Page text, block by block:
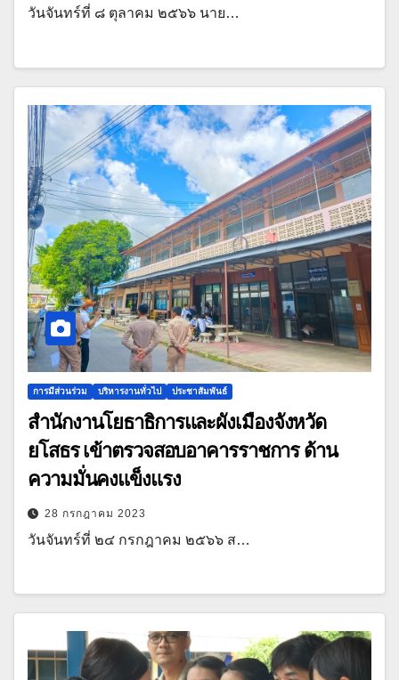
วันจันทร์ที่ ๘ ตุลาคม ๒๕๖๖ นาย…
การมีส่วนร่วม บริหารงานทั่วไป ประชาสัมพันธ์
สำนักงานโยธาธิการและผังเมืองจังหวัด
ยโสธร เข้าตรวจสอบอาคารราชการ ด้าน
ความมั่นคงแข็งแรง
28 กรกฎาคม 2023
วันจันทร์ที่ ๒๔ กรกฎาคม ๒๕๖๖ ส…